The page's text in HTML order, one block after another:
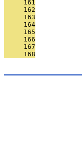
     161
     162
     163
     164
     165
     166
     167
     168